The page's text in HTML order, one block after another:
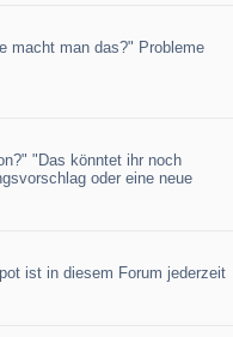
macht man das?" Probleme
"Das könntet ihr noch
oder eine neue
ist in diesem Forum jederzeit